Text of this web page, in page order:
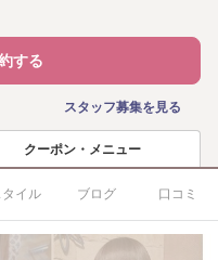
する
スタッフ募集を見る
クーポン・メニュー
タイル ブログ 口コミ